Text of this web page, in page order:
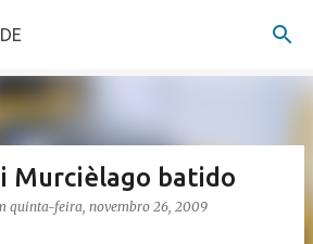
o conteúdo principal
Murcièlago batido
quinta-feira, novembro 26, 2009